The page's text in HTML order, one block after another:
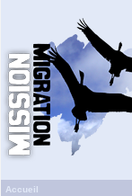
Accueil